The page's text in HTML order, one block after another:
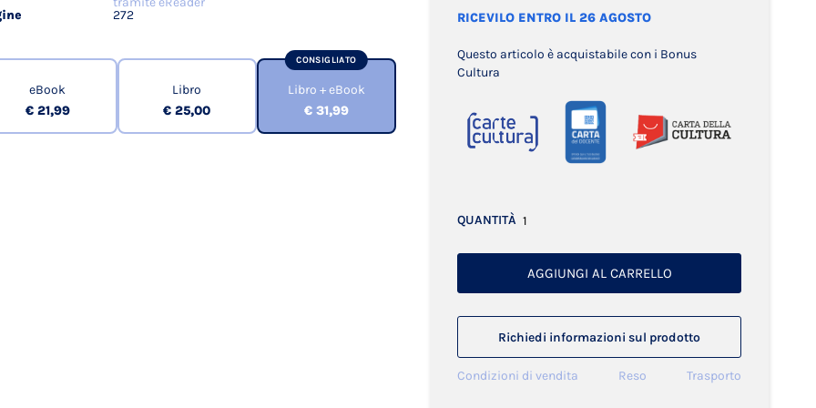
RICEVILO ENTRO IL 26 AGOSTO
Questo articolo è acquistabile con i Bonus
Cultura
QUANTITÀ
AGGIUNGI AL CARRELLO
Richiedi informazioni sul prodotto
Condizioni di vendita Reso Trasporto
272
eBook
€ 21,99
Libro
€ 25,00
CONSIGLIATO
Libro + eBook
€ 31,99